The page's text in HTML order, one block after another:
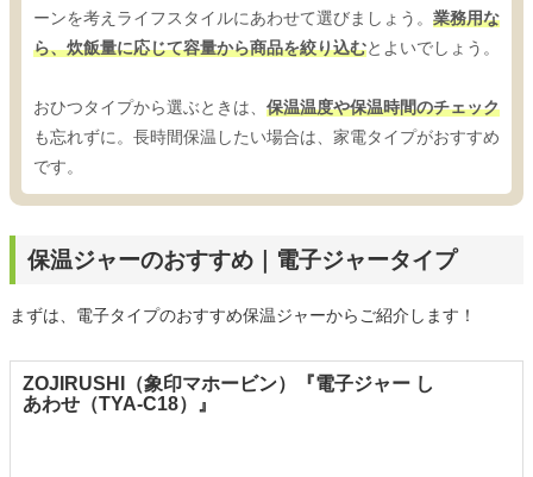
ーンを考えライフスタイルにあわせて選びましょう。 業務用な
ら、炊飯量に応じて容量から商品を絞り込むとよいでしょう。
おひつタイプから選ぶときは、 保温温度や保温時間のチェック
も忘れずに。長時間保温したい場合は、家電タイプがおすすめ
です。
保温ジャーのおすすめ｜電子ジャータイプ
まずは、電子タイプのおすすめ保温ジャーからご紹介します！
ZOJIRUSHI（象印マホービン）『電子ジャー し
あわせ（TYA-C18）』